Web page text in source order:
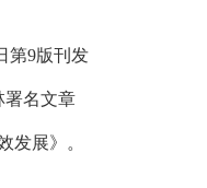
第9版刊发
署名文章
发展》。